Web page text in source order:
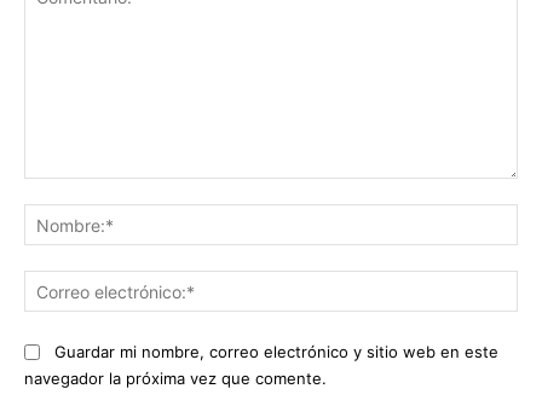
Guardar mi nombre, correo electrónico y sitio web en este
navegador la próxima vez que comente.